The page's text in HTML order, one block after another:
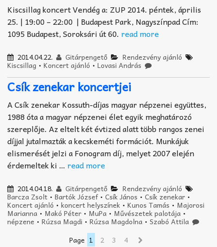
Kiscsillag koncert Vendég a: ZUP 2014. péntek, április
25. | 19:00 – 22:00 | Budapest Park, Nagyszínpad Cím:
1095 Budapest, Soroksári út 60. read more
2014.04.22. Gitárpengető Rendezvény ajánló
Kiscsillag • Koncert ajánló • Lovasi András
Csík zenekar koncertjei
A Csík zenekar Kossuth-díjas magyar népzenei együttes,
1988 óta a magyar népzenei élet egyik meghatározó
szereplője. Az eltelt két évtized alatt több rangos zenei
díjjal jutalmazták a kecskeméti formációt. Munkájuk
elismerését jelzi a Fonogram díj, melyet 2007 elején
érdemeltek ki … read more
2014.04.18. Gitárpengető Rendezvény ajánló
Barcza Zsolt • Bartók József• Csík János • Csík zenekar •
Koncert ajánló • koncert helyszínek • Kunos Tamás • Majorosi
Marianna • Makó Péter • MuPa • Művészetek palotája •
népzene • Rúzsa Magdi • Rúzsa Magdolna • Szabó Attila
Page 1 2 3 4